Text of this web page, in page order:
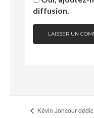
diffusion.
Kévin Joncour